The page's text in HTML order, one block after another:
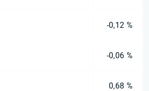
-0,12 %
-0,06 %
0,68 %